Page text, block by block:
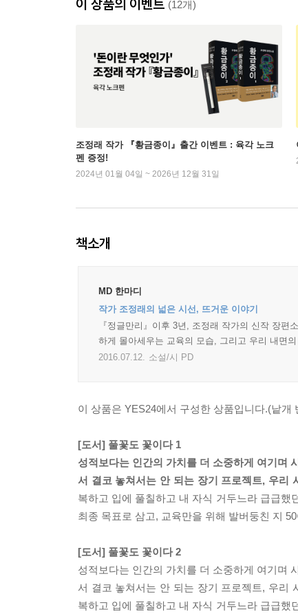
이 상품의 이벤트 (12개)
조정래 작가 『황금종이』출간 이벤트 : 육각 노크
펜 증정!
2024년 01월 04일 ~ 2026년 12월 31일
책소개
MD 한마디
작가 조정래의 넓은 시선, 뜨거운 이야기
『정글만리』이후 3년, 조정래 작가의 신작 장
하게 몰아세우는 교육의 모습, 그리고 우리 내면
2016.07.12. 소설/시 PD
이 상품은 YES24에서 구성한 상품입니다.(낱개
[도서] 풀꽃도 꽃이다 1
성적보다는 인간의 가치를 더 소중하게 여기며
서 결코 놓쳐서는 안 되는 장기 프로젝트, 우리
복하고 입에 풀칠하고 내 자식 거두느라 급급했
최종 목표로 삼고, 교육만을 위해 발버둥친 지
[도서] 풀꽃도 꽃이다 2
성적보다는 인간의 가치를 더 소중하게 여기며
서 결코 놓쳐서는 안 되는 장기 프로젝트, 우리
복하고 입에 풀칠하고 내 자식 거두느라 급급했